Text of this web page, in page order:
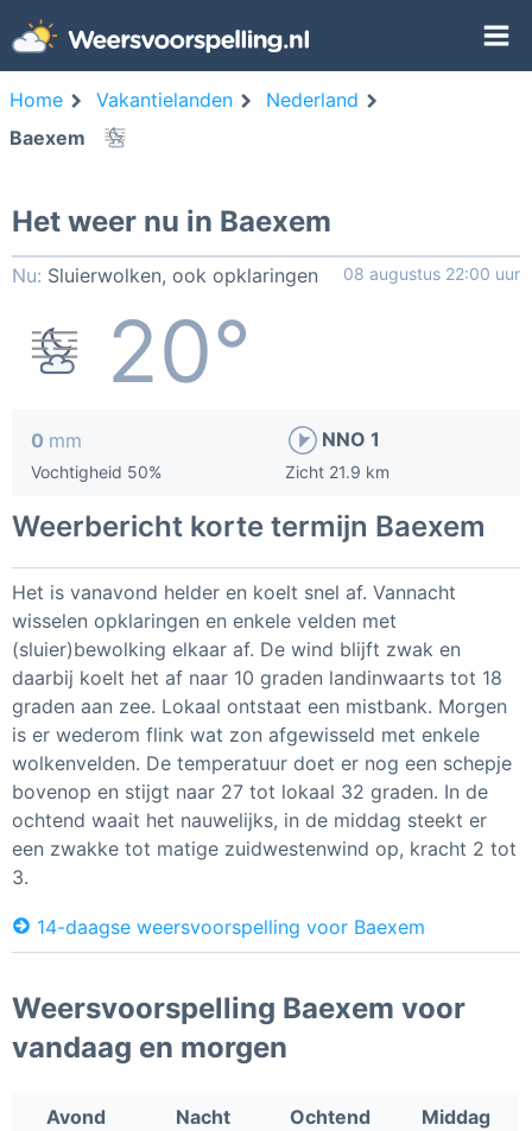
Home Vakantielanden
Nederland
Baexem
Het weer nu in Baexem
Nu: Sluierwolken, ook opklaringen 08 augustus 22:00 uur
20°
0 mm
Vochtigheid 50%
NNO 1
Zicht 21.9 km
Weerbericht korte termijn Baexem
Het is vanavond helder en koelt snel af. Vannacht
wisselen opklaringen en enkele velden met
(sluier)bewolking elkaar af. De wind blijft zwak en
daarbij koelt het af naar 10 graden landinwaarts tot 18
graden aan zee. Lokaal ontstaat een mistbank. Morgen
is er wederom flink wat zon afgewisseld met enkele
wolkenvelden. De temperatuur doet er nog een schepje
bovenop en stijgt naar 27 tot lokaal 32 graden. In de
ochtend waait het nauwelijks, in de middag steekt er
een zwakke tot matige zuidwestenwind op, kracht 2 tot
3.
14-daagse weersvoorspelling voor Baexem
Weersvoorspelling Baexem voor
vandaag en morgen
Avond Nacht Ochtend Middag